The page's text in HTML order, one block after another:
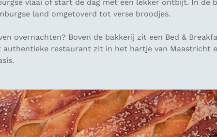
vlaai of start de dag met een lekker ontbijt. In de
land omgetoverd tot verse broodjes.
overnachten? Boven de bakkerij zit een Bed &
authentieke restaurant zit in het hartje van Maastricht